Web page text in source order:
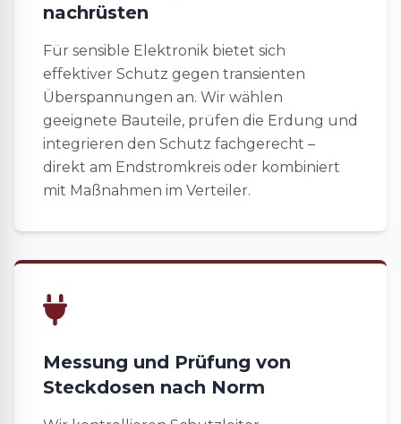
nachrüsten
Für sensible Elektronik bietet sich
effektiver Schutz gegen transienten
Überspannungen an. Wir wählen
geeignete Bauteile, prüfen die Erdung und
integrieren den Schutz fachgerecht –
direkt am Endstromkreis oder kombiniert
mit Maßnahmen im Verteiler.
Messung und Prüfung von
Steckdosen nach Norm